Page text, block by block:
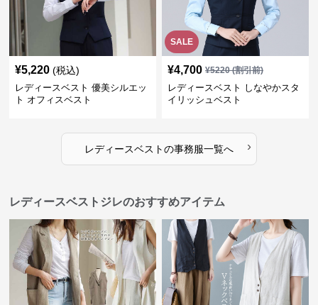
¥5,220 (税込)
レディースベスト 優美シルエッ
ト オフィスベスト
SALE
¥4,700 ¥5220(割引前)
レディースベスト しなやかスタ
イリッシュベスト
レディースベストの事務服一覧へ ›
レディースベストジレのおすすめアイテム